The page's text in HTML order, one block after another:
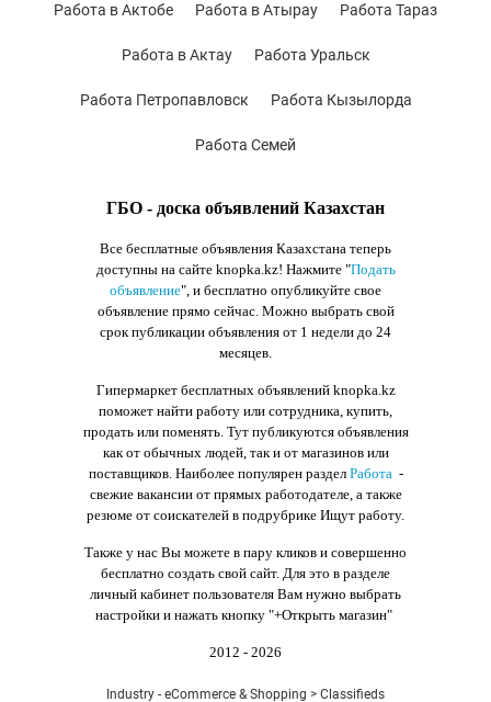
ГБО - доска объявлений Казахстан
Все бесплатные объявления Казахстана теперь
доступны на сайте knopka.kz! Нажмите "Подать
объявление", и бесплатно опубликуйте свое
объявление прямо сейчас. Можно выбрать свой
срок публикации объявления от 1 недели до 24
месяцев.
Гипермаркет бесплатных объявлений knopka.kz
поможет найти работу или сотрудника, купить,
продать или поменять. Тут публикуются объявления
как от обычных людей, так и от магазинов или
поставщиков. Наиболее популярен раздел Работа-
свежие вакансии от прямых работодателе, а также
резюме от соискателей в подрубрике Ищут работу.
Также у нас Вы можете в пару кликов и совершенно
бесплатно создать свой сайт. Для это в разделе
личный кабинет пользователя Вам нужно выбрать
настройки и нажать кнопку "+Открыть магазин"
2012 - 2026
Работа в Актобе Работа в Атырау Работа Тараз
Работа в Актау Работа Уральск
Работа Петропавловск Работа Кызылорда
Работа Семей
Industry - eCommerce & Shopping > Classifieds